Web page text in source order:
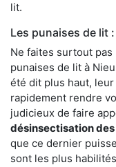
lit.
Les punaises de lit
Ne faites surtout pas
punaises de lit à
été dit plus haut,
rapidement rendre
judicieux de faire
désinsectisation
que ce dernier
sont les plus